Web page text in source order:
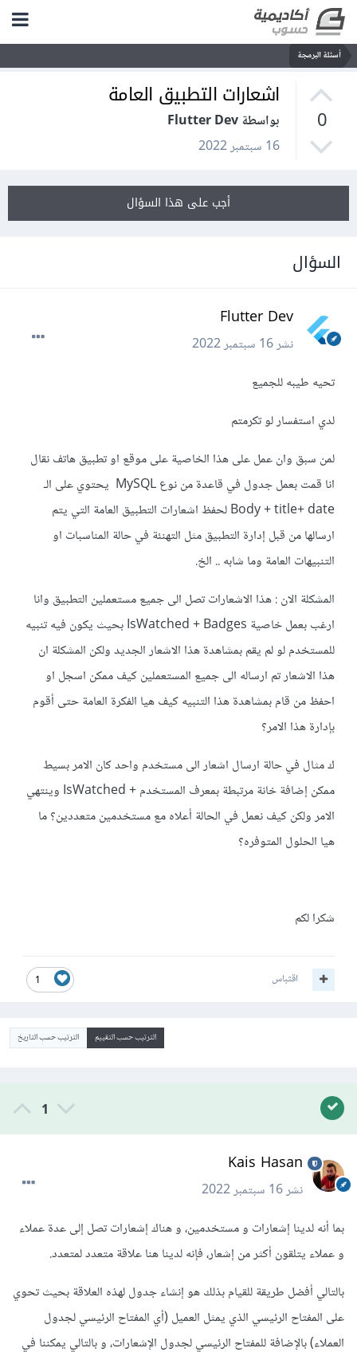
أسئلة البرمجة
0
اشعارات التطبيق العامة
بواسطة Flutter Dev
16 سبتمبر 2022
أجب على هذا السؤال
السؤال
Flutter Dev
نشر16 سبتمبر 2022
تحيه طيبه للجميع
لدي استفسار لو تكرمتم
لمن سبق وان عمل على هذا الخاصية على موقع او تطبيق هاتف نقال
انا قمت بعمل جدول في قاعدة من نوع MySQL يحتوي على الـ
Body + title+ date لحفظ اشعارات التطبيق العامة التي يتم
ارسالها من قبل إدارة التطبيق مثل التهنئة في حالة المناسبات او
التنبيهات العامة وما شابه .. الخ.
المشكلة الان : هذا الاشعارات تصل الى جميع مستعملين التطبيق وانا
ارغب بعمل خاصية IsWatched + Badges بحيث يكون فيه تنبيه
للمستخدم لو لم يقم بمشاهدة هذا الاشعار الجديد ولكن المشكلة ان
هذا الاشعار تم ارساله الى جميع المستعملين كيف ممكن اسجل او
احفظ من قام بمشاهدة هذا التنبيه كيف هيا الفكرة العامة حتى أقوم
بإدارة هذا الامر؟
ك مثال في حالة ارسال اشعار الى مستخدم واحد كان الامر بسيط
ممكن إضافة خانة مرتبطة بمعرف المستخدم + IsWatched وينتهي
الامر ولكن كيف نعمل في الحالة أعلاه مع مستخدمين متعددين؟ ما
هيا الحلول المتوفره؟
شكرا لكم
1 اقتباس
الترتيب حسب التقييم الترتيب حسب التاريخ
1
Kais Hasan
نشر16 سبتمبر 2022
بما أنه لدينا إشعارات و مستخدمين، و هناك إشعارات تصل إلى عدة عملاء
و عملاء يتلقون أكثر من إشعار، فإنه لدينا هنا علاقة متعدد لمتعدد.
بالتالي أفضل طريقة للقيام بذلك هو إنشاء جدول لهذه العلاقة بحيث تحوي
على المفتاح الرئيسي الذي يمثل العميل (أي المفتاح الرئيسي لجدول
العملاء) بالإضافة للمفتاح الرئيسي لجدول الإشعارات، و بالتالي يمكننا في